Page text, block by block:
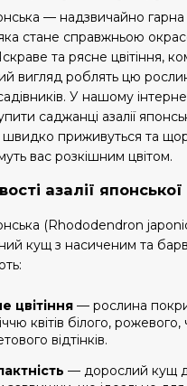
— надзвичайно
стане справжньою
та рясне цвітіння,
вигляд роблять цю
У нашому
саджанці азалії
швидко приживуться та
вас розкішним цвітом.
азалії японської
(Rhododendron
кущ з насиченим та
цвітіння — рослина
квітів білого,
відтінків.
— дорослий кущ